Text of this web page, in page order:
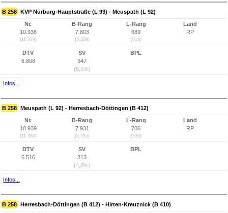
B 258 KVP Nürburg-Hauptstraße (L 93) - Meuspath (L 92)
Nr.
10.938
(11.379)
B-Rang
7.803
(5.408)
L-Rang
689
(518)
Land
RP
DTV
6.808
SV
347
(5,1%)
BPL
Infos...
B 258 Meuspath (L 92) - Herresbach-Döttingen (B 412)
Nr.
10.939
(11.380)
B-Rang
7.931
(5.535)
L-Rang
706
(535)
Land
RP
DTV
6.516
SV
313
(4,8%)
BPL
Infos...
B 258 Herresbach-Döttingen (B 412) - Hirten-Kreuznick (B 410)